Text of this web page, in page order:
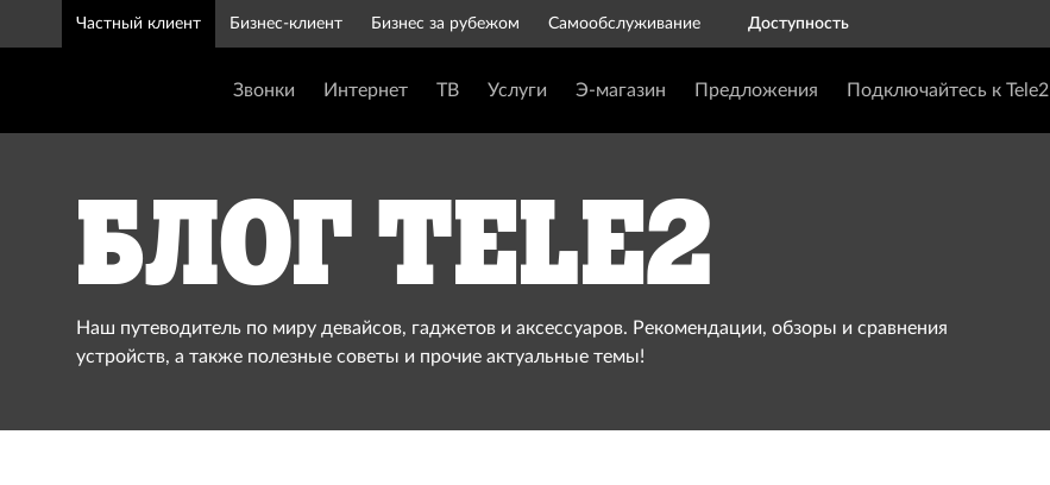
Частный клиент Бизнес-клиент Бизнес за рубежом Самообслуживание Доступность
Звонки Интернет ТВ Услуги Э-магазин Предложения Подключайтесь к Tele2
Блог Tele2
Наш путеводитель по миру девайсов, гаджетов и аксессуаров. Рекомендации, обзоры и сравнения
устройств, а также полезные советы и прочие актуальные темы!